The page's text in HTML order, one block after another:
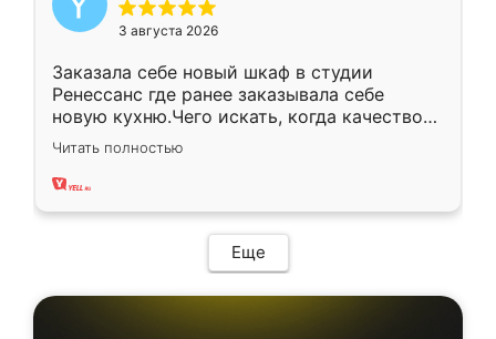
3 августа 2026
Заказала себе новый шкаф в студии
Ренессанс где ранее заказывала себе
новую кухню.Чего искать, когда качеством
вполне довольна. Служит кухня уже почти
два года, нареканий нет.
Читать полностью
Еще